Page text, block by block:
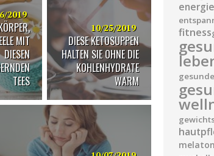
2019
MIT
DIESEN
TEES
10/25/2019
DIESE KETOSUPPEN
HALTEN SIE OHNE DIE
KOHLENHYDRATE
WARM
fitness